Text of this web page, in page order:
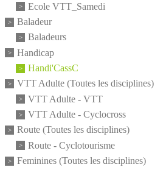
Ecole VTT_Samedi
Baladeur
Baladeurs
Handicap
Handi'CassC
VTT Adulte (Toutes les disciplines)
VTT Adulte - VTT
VTT Adulte - Cyclocross
Route (Toutes les disciplines)
Route - Cyclotourisme
Feminines (Toutes les disciplines)